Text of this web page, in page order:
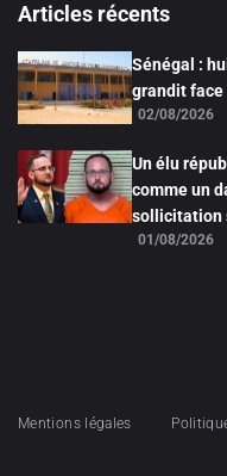
Articles récents
Sénégal :
grandit face
02/08/2026
Un élu
comme un
sollicitation
01/08/2026
Mentions légales